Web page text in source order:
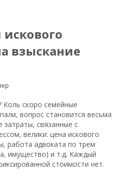
взыскание
Коль скоро семейные
вопрос становится весьма
затраты, связанные с
велики: цена искового
работа адвоката по трем
имущество) и т.д. Каждый
стоимости нет.